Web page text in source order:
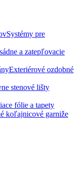
Systémy pre
a zatepľovacie
Exteriérové ozdobné
stenové lišty
fólie a tapety
koľajnicové garniže